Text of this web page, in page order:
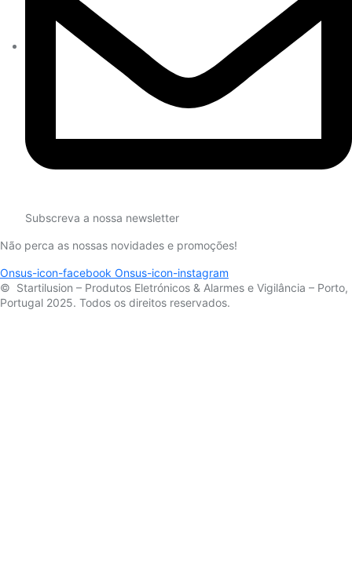
Subscreva a nossa newsletter
Não perca as nossas novidades e promoções!
Onsus-icon-facebook Onsus-icon-instagram
© Startilusion – Produtos Eletrónicos & Alarmes e Vigilância – Porto,
Portugal 2025. Todos os direitos reservados.